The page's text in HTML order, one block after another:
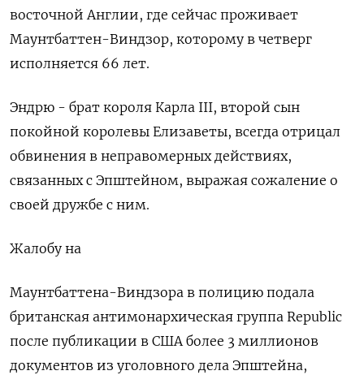
восточной Англии, где сейчас проживает
Маунтбаттен-Виндзор, которому ​в четверг ​
исполняется 66 лет.
Эндрю - ‌брат короля Карла III, второй сын
покойной королевы Елизаветы, ​всегда отрицал
обвинения в неправомерных действиях,
связанных с Эпштейном, выражая сожаление о
своей дружбе с ним.
Жалобу на
Маунтбаттена-Виндзора в полицию подала
британская антимонархическая группа Republic
после публикации в США более 3 миллионов
документов из уголовного дела Эпштейна,